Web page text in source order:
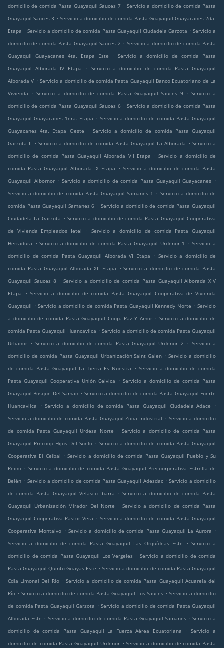
domicilio de comida Pasta Guayaquil Sauces 7 . Servicio a domicilio de comida Pasta
Guayaquil Sauces 3 . Servicio a domicilio de comida Pasta Guayaquil Guayacanes 2da.
Etapa . Servicio a domicilio de comida Pasta Guayaquil Ciudadela Garzota . Servicio a
domicilio de comida Pasta Guayaquil Sauces 2 . Servicio a domicilio de comida Pasta
Guayaquil Guayacanes 4ta. Etapa Este
. Servicio a domicilio de comida Pasta
Guayaquil Alborada IV Etapa
. Servicio a domicilio de comida Pasta Guayaquil
Alborada V . Servicio a domicilio de comida Pasta Guayaquil Banco Ecuatoriano de La
Vivienda
. Servicio a domicilio de comida Pasta Guayaquil Sauces 9 . Servicio a
domicilio de comida Pasta Guayaquil Sauces 6 . Servicio a domicilio de comida Pasta
Guayaquil Guayacanes 1era. Etapa . Servicio a domicilio de comida Pasta Guayaquil
Guayacanes 4ta. Etapa Oeste
. Servicio a domicilio de comida Pasta Guayaquil
Garzota II . Servicio a domicilio de comida Pasta Guayaquil La Alborada . Servicio a
domicilio de comida Pasta Guayaquil Alborada VII Etapa
. Servicio a domicilio de
comida Pasta Guayaquil Alborada IX Etapa
. Servicio a domicilio de comida Pasta
Guayaquil Albornor . Servicio a domicilio de comida Pasta Guayaquil Guayacanes .
Servicio a domicilio de comida Pasta Guayaquil Samanes 1
. Servicio a domicilio de
comida Pasta Guayaquil Samanes 6 . Servicio a domicilio de comida Pasta Guayaquil
Ciudadela La Garzota . Servicio a domicilio de comida Pasta Guayaquil Cooperativa
de Vivienda Empleados Ietel
. Servicio a domicilio de comida Pasta Guayaquil
Herradura
. Servicio a domicilio de comida Pasta Guayaquil Urdenor 1 . Servicio a
domicilio de comida Pasta Guayaquil Alborada VI Etapa
. Servicio a domicilio de
comida Pasta Guayaquil Alborada XII Etapa
. Servicio a domicilio de comida Pasta
Guayaquil Sauces 8 . Servicio a domicilio de comida Pasta Guayaquil Alborada XIV
Etapa
. Servicio a domicilio de comida Pasta Guayaquil Cooperativa de Vivienda
Guayaquil . Servicio a domicilio de comida Pasta Guayaquil Kennedy Norte . Servicio
a domicilio de comida Pasta Guayaquil Coop. Paz Y Amor . Servicio a domicilio de
comida Pasta Guayaquil Huancavilca . Servicio a domicilio de comida Pasta Guayaquil
Urbanor . Servicio a domicilio de comida Pasta Guayaquil Urdenor 2 . Servicio a
domicilio de comida Pasta Guayaquil Urbanización Saint Galen . Servicio a domicilio
de comida Pasta Guayaquil La Tierra Es Nuestra
. Servicio a domicilio de comida
Pasta Guayaquil Cooperativa Unión Ceivica
. Servicio a domicilio de comida Pasta
Guayaquil Bosque Del Saman . Servicio a domicilio de comida Pasta Guayaquil Fuerte
Huancavilca
. Servicio a domicilio de comida Pasta Guayaquil Ciudadela Adace
.
Servicio a domicilio de comida Pasta Guayaquil Zona Industrial . Servicio a domicilio
de comida Pasta Guayaquil Urdesa Norte
. Servicio a domicilio de comida Pasta
Guayaquil Precoop Hijos Del Suelo . Servicio a domicilio de comida Pasta Guayaquil
Cooperativa El Ceibal . Servicio a domicilio de comida Pasta Guayaquil Pueblo y Su
Reino . Servicio a domicilio de comida Pasta Guayaquil Precoorperativa Estrella de
Belén . Servicio a domicilio de comida Pasta Guayaquil Adesdac . Servicio a domicilio
de comida Pasta Guayaquil Velasco Ibarra
. Servicio a domicilio de comida Pasta
Guayaquil Urbanización Mirador Del Norte
. Servicio a domicilio de comida Pasta
Guayaquil Cooperativa Pastor Vera . Servicio a domicilio de comida Pasta Guayaquil
Cooperativa Montalvo . Servicio a domicilio de comida Pasta Guayaquil La Aurora .
Servicio a domicilio de comida Pasta Guayaquil Las Orquídeas Este
. Servicio a
domicilio de comida Pasta Guayaquil Los Vergeles . Servicio a domicilio de comida
Pasta Guayaquil Quinto Guayas Este . Servicio a domicilio de comida Pasta Guayaquil
Cdla Limonal Del Rio . Servicio a domicilio de comida Pasta Guayaquil Acuarela del
Río . Servicio a domicilio de comida Pasta Guayaquil Los Sauces . Servicio a domicilio
de comida Pasta Guayaquil Garzota . Servicio a domicilio de comida Pasta Guayaquil
Alborada Este . Servicio a domicilio de comida Pasta Guayaquil Samanes . Servicio a
domicilio de comida Pasta Guayaquil La Fuerza Aérea Ecuatoriana
. Servicio a
domicilio de comida Pasta Guayaquil Urdenor . Servicio a domicilio de comida Pasta